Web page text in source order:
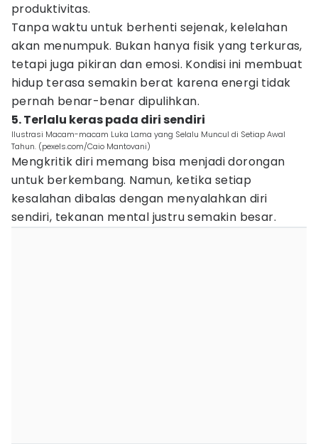
produktivitas.
Tanpa waktu untuk berhenti sejenak, kelelahan
akan menumpuk. Bukan hanya fisik yang terkuras,
tetapi juga pikiran dan emosi. Kondisi ini membuat
hidup terasa semakin berat karena energi tidak
pernah benar-benar dipulihkan.
5. Terlalu keras pada diri sendiri
Ilustrasi Macam-macam Luka Lama yang Selalu Muncul di Setiap Awal
Tahun. (pexels.com/Caio Mantovani)
Mengkritik diri memang bisa menjadi dorongan
untuk berkembang. Namun, ketika setiap
kesalahan dibalas dengan menyalahkan diri
sendiri, tekanan mental justru semakin besar.